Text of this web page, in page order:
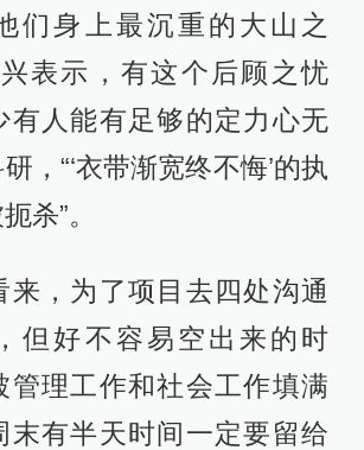
们身上最沉重的大山之
表示，有这个后顾之忧
有人能有足够的定力心无
，“‘衣带渐宽终不悔’的执
杀”。
来，为了项目去四处沟通
但好不容易空出来的时
管理工作和社会工作填满
末有半天时间一定要留给